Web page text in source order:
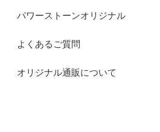
パワーストーンオリジナル
よくあるご質問
オリジナル通販について